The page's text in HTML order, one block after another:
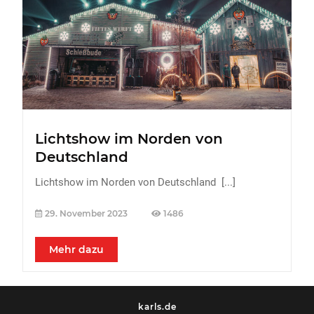
FREIZEIT
Veranstaltungen
Essen & Trinken
Sport
URLAUB
Lichtshow im Norden von
Deutschland
Lichtshow im Norden von Deutschland [...]
29. November 2023 1486
Mehr dazu
karls.de